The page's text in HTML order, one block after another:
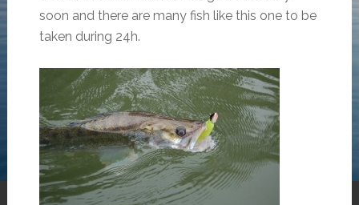
soon and there are many fish like this one to be
taken during 24h.